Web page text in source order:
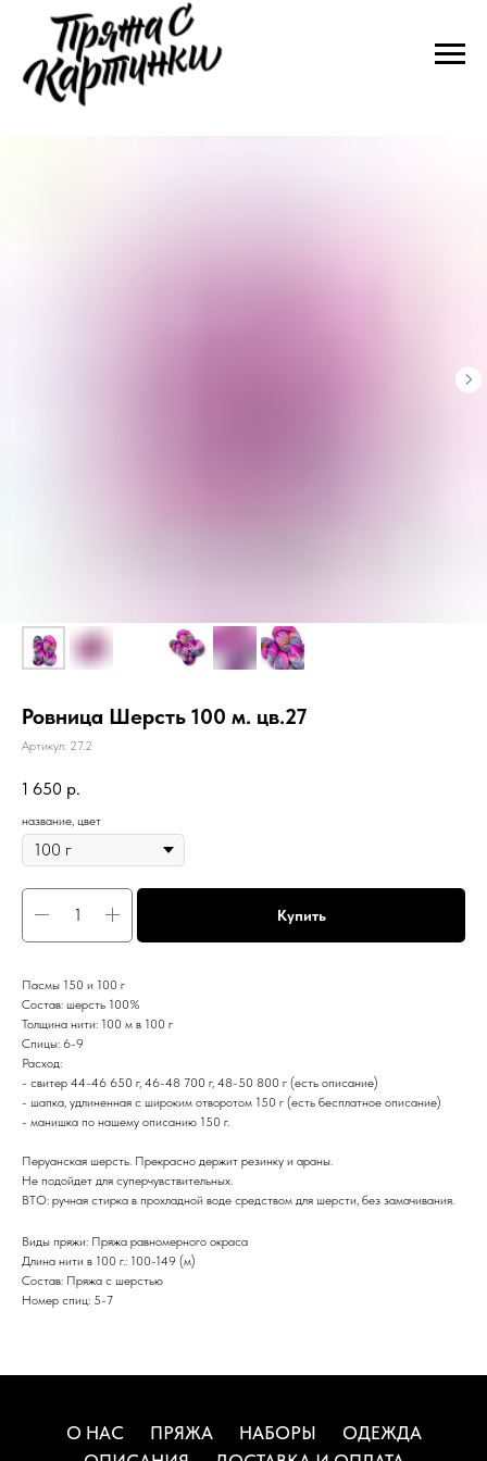
Ровница Шерсть 100 м. цв.27
Артикул: 27.2
1 650 р.
название, цвет
Купить
Пасмы 150 и 100 г
Состав: шерсть 100%
Толщина нити: 100 м в 100 г
Спицы: 6-9
Расход:
- свитер 44-46 650 г, 46-48 700 г, 48-50 800 г (есть описание)
- шапка, удлиненная с широким отворотом 150 г (есть бесплатное описание)
- манишка по нашему описанию 150 г.
Перуанская шерсть. Прекрасно держит резинку и араны.
Не подойдет для суперчувствительных.
ВТО: ручная стирка в прохладной воде средством для шерсти, без замачивания.
Виды пряжи: Пряжа равномерного окраса
Длина нити в 100 г.: 100-149 (м)
Состав: Пряжа с шерстью
Номер спиц: 5-7
О НАС ПРЯЖА НАБОРЫ
ОДЕЖДА